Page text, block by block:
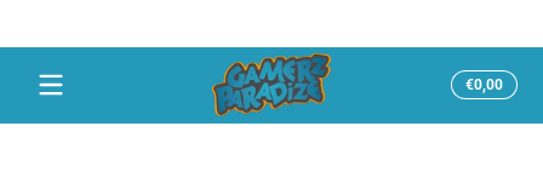
€0,00Totaal
€0,00
in